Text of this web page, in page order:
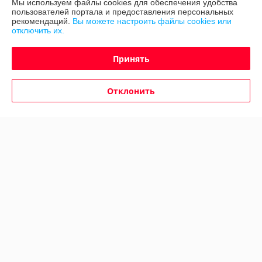
Полная версия сайта
Сайт создан на платформе Deal.by
Мы используем файлы cookies для обеспечения удобства
пользователей портала и предоставления персональных
рекомендаций. Вы можете настроить файлы cookies или
отключить их.
Принять
Отклонить